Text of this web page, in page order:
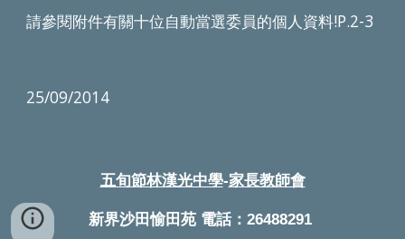
請參閱附件有關十位自動當選委員的個人資料!P.2-3
25/09/2014
五旬節林漢光中學-家長教師會
新界沙田愉田苑 電話：26488291